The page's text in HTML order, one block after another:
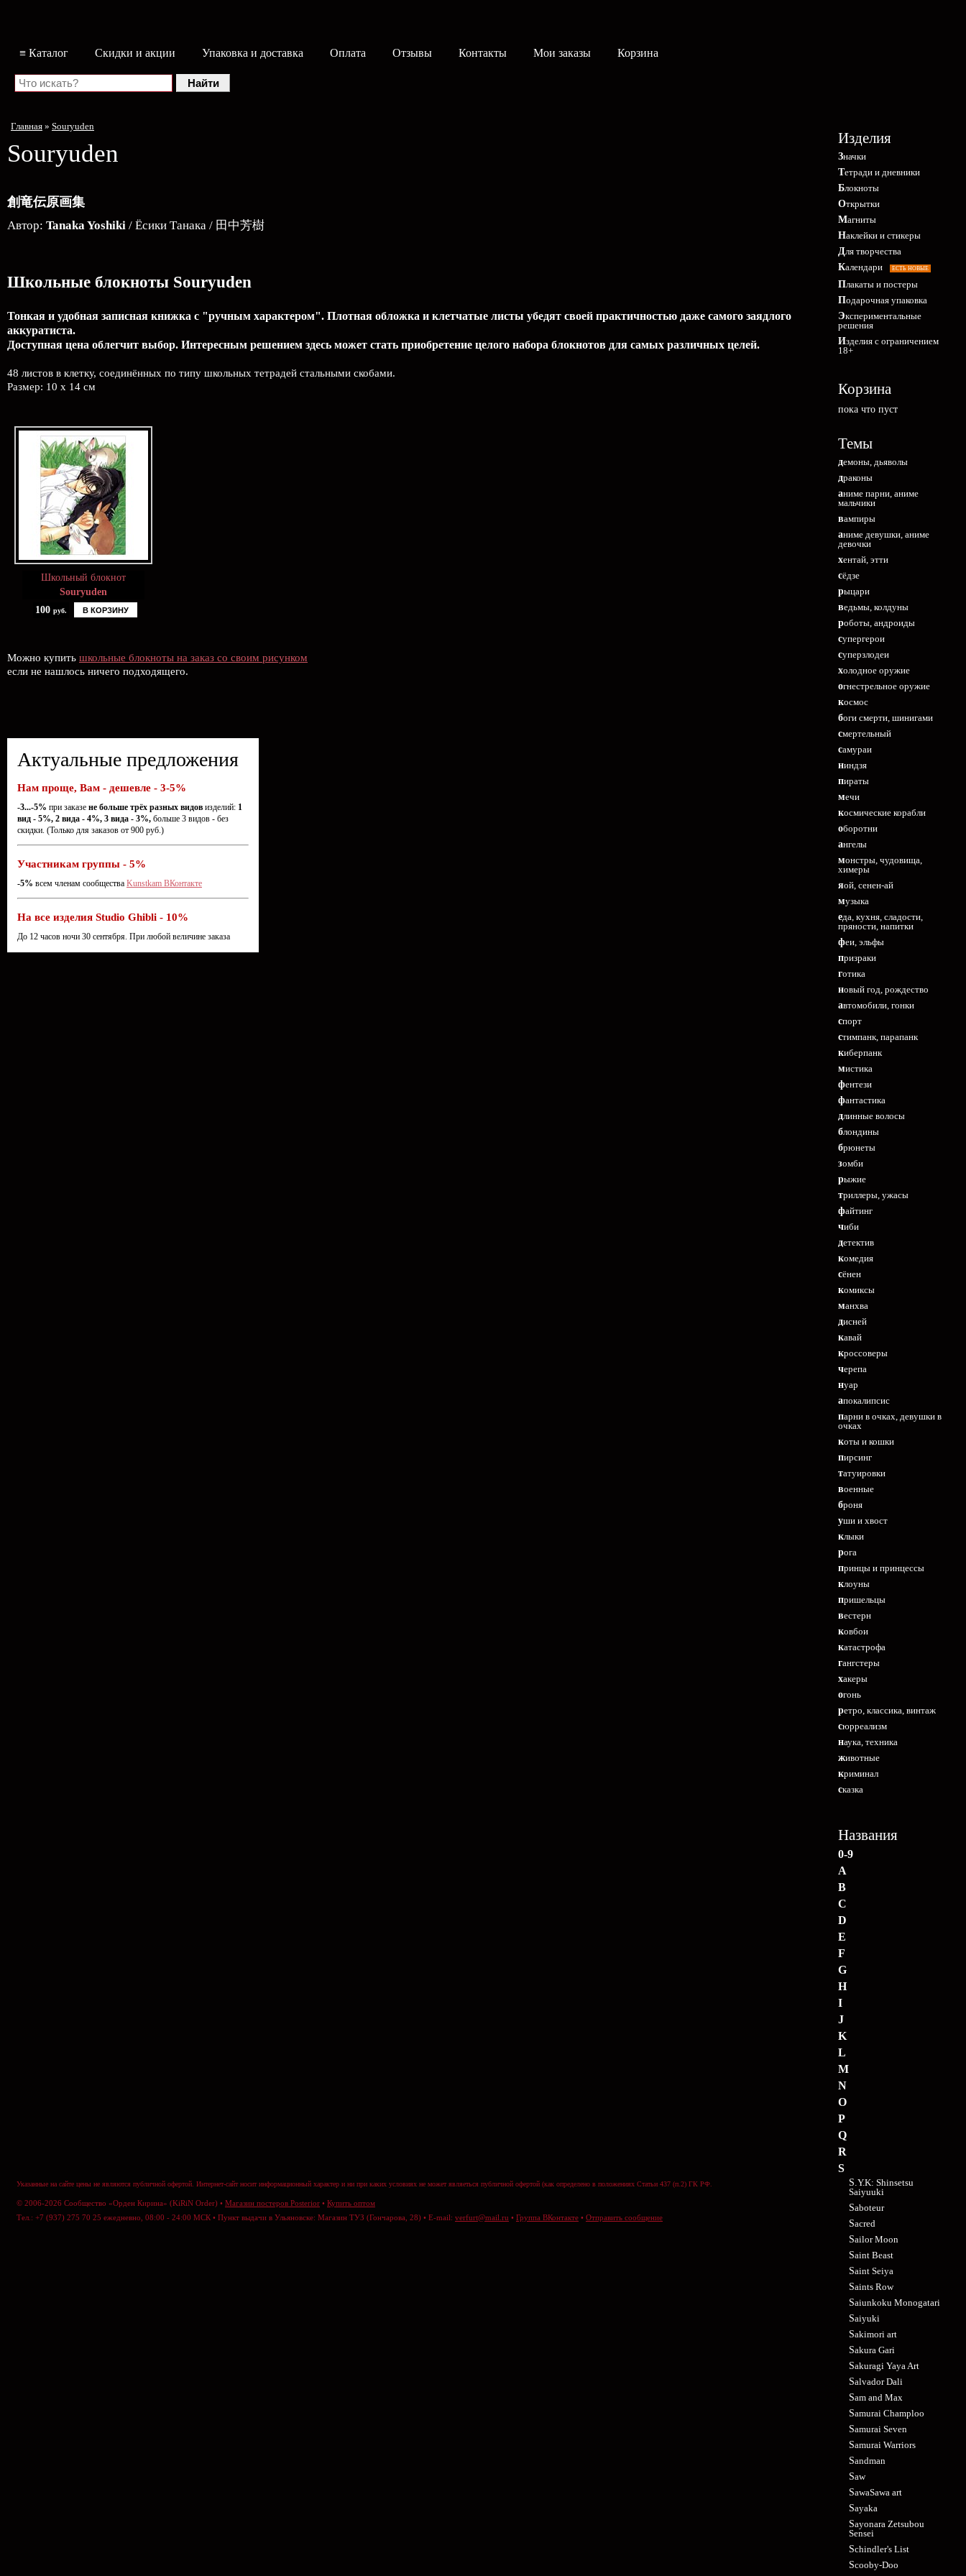
≡ Каталог Скидки и акции Упаковка и доставка Оплата Отзывы Контакты Мои заказы Корзина
Главная » Souryuden
Souryuden
創竜伝原画集
Автор: Tanaka Yoshiki / Ёсики Танака / 田中芳樹
Школьные блокноты Souryuden
Тонкая и удобная записная книжка с "ручным характером". Плотная обложка и клетчатые листы убедят своей практичностью даже самого заядлого
аккуратиста.
Доступная цена облегчит выбор. Интересным решением здесь может стать приобретение целого набора блокнотов для самых различных целей.
48 листов в клетку, соединённых по типу школьных тетрадей стальными скобами.
Размер: 10 x 14 см
Школьный блокнот
Souryuden
100 руб. В КОРЗИНУ
Можно купить школьные блокноты на заказ со своим рисунком
если не нашлось ничего подходящего.
Актуальные предложения
Нам проще, Вам - дешевле - 3-5%
-3...-5% при заказе не больше трёх разных видов изделий: 1
вид - 5%, 2 вида - 4%, 3 вида - 3%, больше 3 видов - без
скидки. (Только для заказов от 900 руб.)
Участникам группы - 5%
-5% всем членам сообщества Kunstkam ВКонтакте
На все изделия Studio Ghibli - 10%
До 12 часов ночи 30 сентября. При любой величине заказа
Изделия
Значки
Тетради и дневники
Блокноты
Открытки
Магниты
Наклейки и стикеры
Для творчества
Календари
ЕСТЬ НОВЫЕ
Плакаты и постеры
Подарочная упаковка
Экспериментальные
решения
Изделия с ограничением
18+
Корзина
пока что пуст
Темы
демоны, дьяволы
драконы
аниме парни, аниме
мальчики
вампиры
аниме девушки, аниме
девочки
хентай, этти
сёдзе
рыцари
ведьмы, колдуны
роботы, андроиды
супергерои
суперзлодеи
холодное оружие
огнестрельное оружие
космос
боги смерти, шинигами
смертельный
самураи
ниндзя
пираты
мечи
космические корабли
оборотни
ангелы
монстры, чудовища,
химеры
яой, сенен-ай
музыка
еда, кухня, сладости,
пряности, напитки
феи, эльфы
призраки
готика
новый год, рождество
автомобили, гонки
спорт
стимпанк, парапанк
киберпанк
мистика
фентези
фантастика
длинные волосы
блондины
брюнеты
зомби
рыжие
триллеры, ужасы
файтинг
чиби
детектив
комедия
сёнен
комиксы
манхва
дисней
кавай
кроссоверы
черепа
нуар
апокалипсис
парни в очках, девушки в
очках
коты и кошки
пирсинг
татуировки
военные
броня
уши и хвост
клыки
рога
принцы и принцессы
клоуны
пришельцы
вестерн
ковбои
катастрофа
гангстеры
хакеры
огонь
ретро, классика, винтаж
сюрреализм
наука, техника
животные
криминал
сказка
Названия
0-9
A
B
C
D
E
F
G
H
I
J
K
L
M
N
O
P
Q
R
S
S.Y.K: Shinsetsu
Saiyuuki
Saboteur
Sacred
Sailor Moon
Saint Beast
Saint Seiya
Saints Row
Saiunkoku Monogatari
Saiyuki
Sakimori art
Sakura Gari
Sakuragi Yaya Art
Salvador Dali
Sam and Max
Samurai Champloo
Samurai Seven
Samurai Warriors
Sandman
Saw
SawaSawa art
Sayaka
Sayonara Zetsubou
Sensei
Schindler's List
Scooby-Doo
Указанные на сайте цены не являются публичной офертой. Интернет-сайт носит информационный характер и ни при каких условиях не может являеться публичной офертой (как определено в положениях Статьи 437 (п.2) ГК РФ.
© 2006-2026 Сообщество «Орден Кирина» (KiRiN Order) • Магазин постеров Posterior • Купить оптом
Тел.: +7 (937) 275 70 25 ежедневно, 08:00 - 24:00 МСК • Пункт выдачи в Ульяновске: Магазин ТУЗ (Гончарова, 28) • E-mail: verfurt@mail.ru • Группа ВКонтакте • Отправить сообщение